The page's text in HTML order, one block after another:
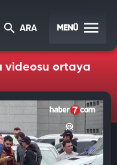
ARA MENÜ
videosu ortaya